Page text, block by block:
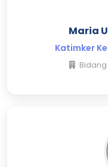
Maria
Katimker